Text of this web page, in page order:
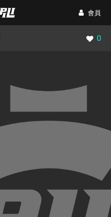
會員
瀏覽
0